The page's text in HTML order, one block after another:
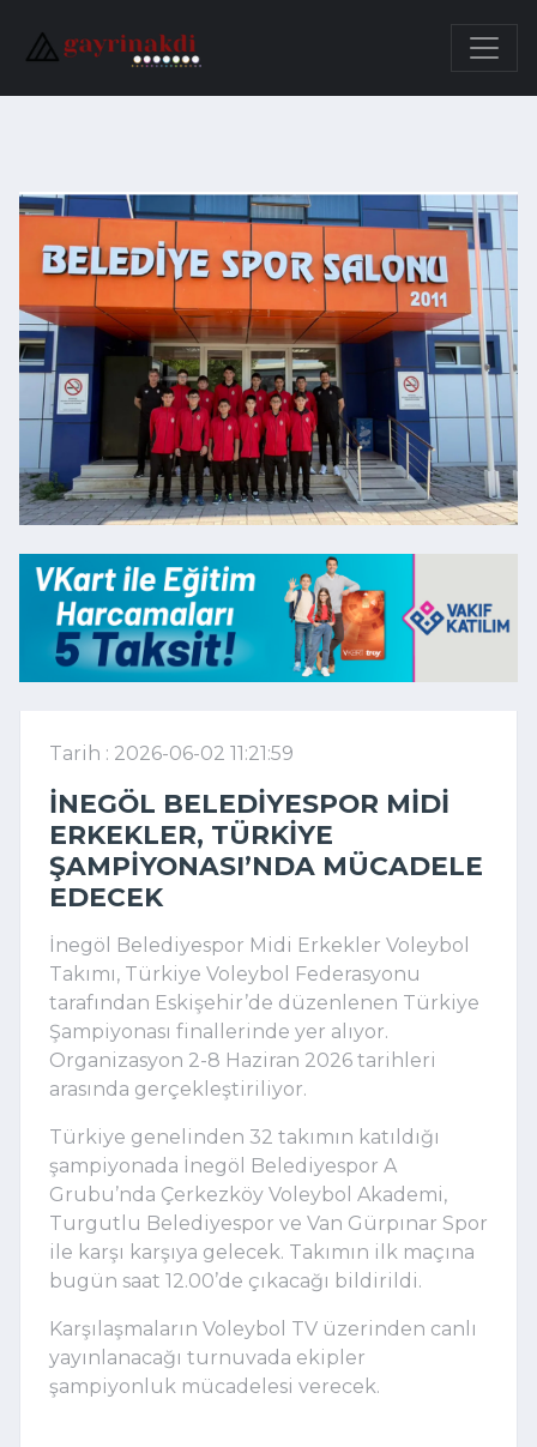
Tarih : 2026-06-02 11:21:59
İNEGÖL BELEDIYESPOR MIDI
ERKEKLER, TÜRKIYE
ŞAMPIYONASI’NDA MÜCADELE
EDECEK
İnegöl Belediyespor Midi Erkekler Voleybol
Takımı, Türkiye Voleybol Federasyonu
tarafından Eskişehir’de düzenlenen Türkiye
Şampiyonası finallerinde yer alıyor.
Organizasyon 2-8 Haziran 2026 tarihleri
arasında gerçekleştiriliyor.
Türkiye genelinden 32 takımın katıldığı
şampiyonada İnegöl Belediyespor A
Grubu’nda Çerkezköy Voleybol Akademi,
Turgutlu Belediyespor ve Van Gürpınar Spor
ile karşı karşıya gelecek. Takımın ilk maçına
bugün saat 12.00’de çıkacağı bildirildi.
Karşılaşmaların Voleybol TV üzerinden canlı
yayınlanacağı turnuvada ekipler
şampiyonluk mücadelesi verecek.